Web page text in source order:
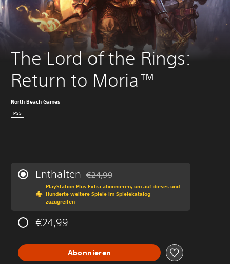
The Lord of the Rings:
Return to Moria™
North Beach Games
PS5
Enthalten Preisnachlass gegenüber dem
€24,99
PlayStation Plus Extra abonnieren, um auf dieses und
Hunderte weitere Spiele im Spielekatalog
zuzugreifen
€24,99
Abonnieren